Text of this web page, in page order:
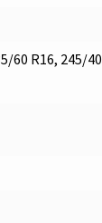
60 R16, 245/40